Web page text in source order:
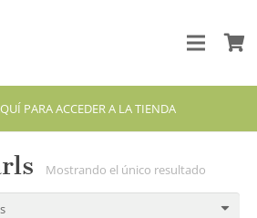
PARA ACCEDER A LA TIENDA
Mostrando el único resultado